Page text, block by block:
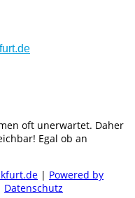
oft unerwartet. Daher
Egal ob an
| Powered by
Datenschutz